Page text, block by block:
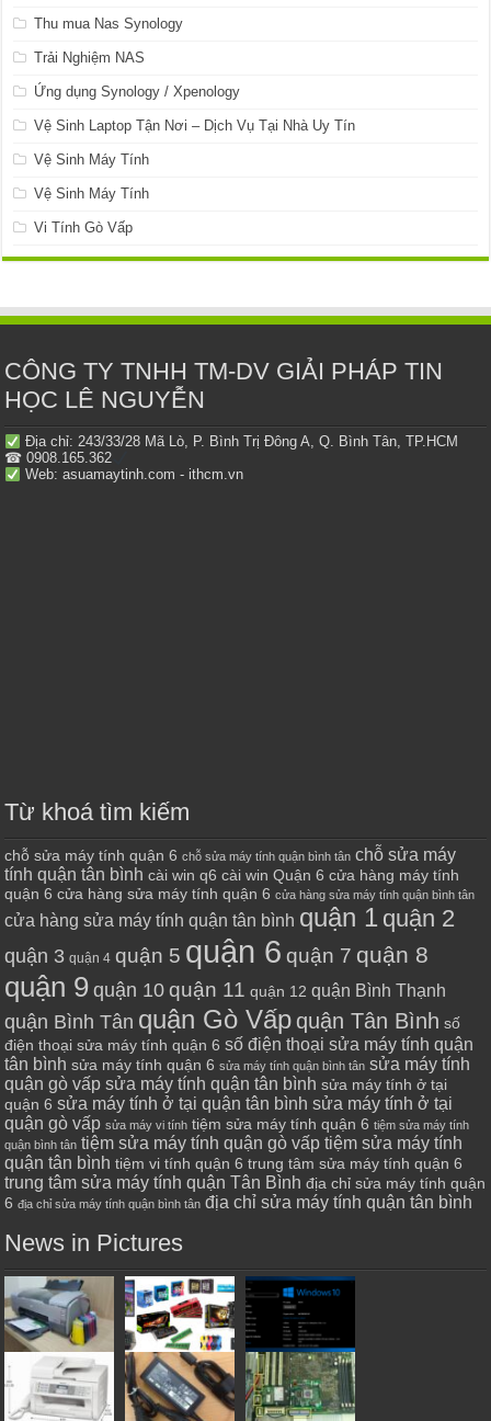
Thu mua Nas Synology
Trải Nghiệm NAS
Ứng dụng Synology / Xpenology
Vệ Sinh Laptop Tận Nơi – Dịch Vụ Tại Nhà Uy Tín
Vệ Sinh Máy Tính
Vệ Sinh Máy Tính
Vi Tính Gò Vấp
CÔNG TY TNHH TM-DV GIẢI PHÁP TIN
HỌC LÊ NGUYỄN
Địa chỉ: 243/33/28 Mã Lò, P. Bình Trị Đông A, Q. Bình Tân, TP.HCM
☎ 0908.165.362
Web: asuamaytinh.com - ithcm.vn
Từ khoá tìm kiếm
chỗ sửa máy tính quận 6 chỗ sửa máy tính quận bình tân chỗ sửa máy
tính quận tân bình cài win q6 cài win Quận 6 cửa hàng máy tính
quận 6 cửa hàng sửa máy tính quận 6 cửa hàng sửa máy tính quận bình tân
cửa hàng sửa máy tính quận tân bình quận 1 quận 2
quận 3 quận 4 quận 5 quận 6 quận 7 quận 8
quận 9 quận 10 quận 11 quận 12 quận Bình Thạnh
quận Bình Tân quận Gò Vấp quận Tân Bình số
điện thoại sửa máy tính quận 6 số điện thoại sửa máy tính quận
tân bình sửa máy tính quận 6 sửa máy tính quận bình tân sửa máy tính
quận gò vấp sửa máy tính quận tân bình sửa máy tính ở tại
quận 6 sửa máy tính ở tại quận tân bình sửa máy tính ở tại
quận gò vấp sửa máy vi tính tiệm sửa máy tính quận 6 tiệm sửa máy tính
quận bình tân tiệm sửa máy tính quận gò vấp tiệm sửa máy tính
quận tân bình tiệm vi tính quận 6 trung tâm sửa máy tính quận 6
trung tâm sửa máy tính quận Tân Bình địa chỉ sửa máy tính quận
6 địa chỉ sửa máy tính quận bình tân địa chỉ sửa máy tính quận tân bình
News in Pictures